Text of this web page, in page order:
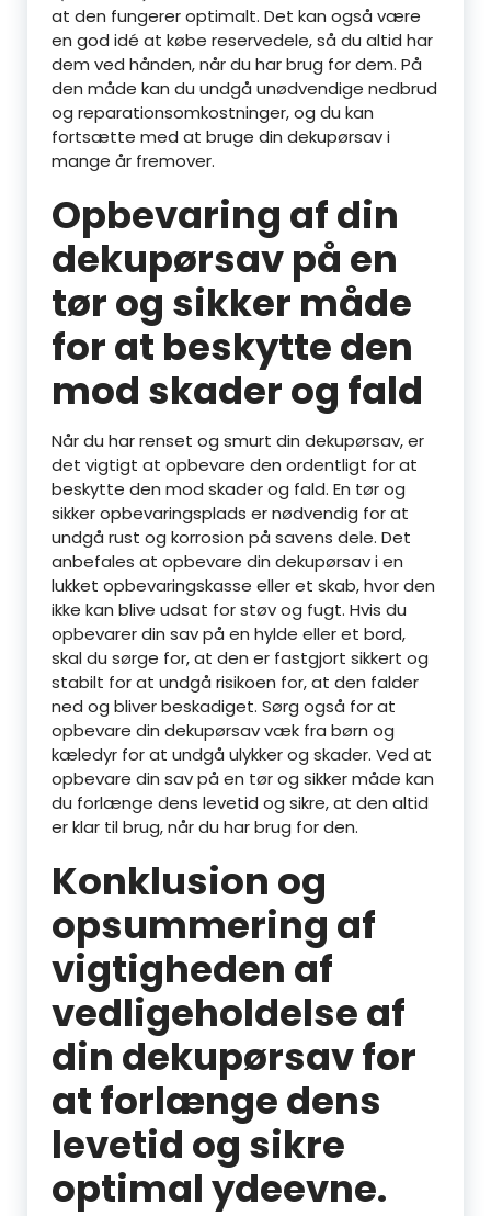
at den fungerer optimalt. Det kan også være
en god idé at købe reservedele, så du altid har
dem ved hånden, når du har brug for dem. På
den måde kan du undgå unødvendige nedbrud
og reparationsomkostninger, og du kan
fortsætte med at bruge din dekupørsav i
mange år fremover.
Opbevaring af din
dekupørsav på en
tør og sikker måde
for at beskytte den
mod skader og fald
Når du har renset og smurt din dekupørsav, er
det vigtigt at opbevare den ordentligt for at
beskytte den mod skader og fald. En tør og
sikker opbevaringsplads er nødvendig for at
undgå rust og korrosion på savens dele. Det
anbefales at opbevare din dekupørsav i en
lukket opbevaringskasse eller et skab, hvor den
ikke kan blive udsat for støv og fugt. Hvis du
opbevarer din sav på en hylde eller et bord,
skal du sørge for, at den er fastgjort sikkert og
stabilt for at undgå risikoen for, at den falder
ned og bliver beskadiget. Sørg også for at
opbevare din dekupørsav væk fra børn og
kæledyr for at undgå ulykker og skader. Ved at
opbevare din sav på en tør og sikker måde kan
du forlænge dens levetid og sikre, at den altid
er klar til brug, når du har brug for den.
Konklusion og
opsummering af
vigtigheden af
vedligeholdelse af
din dekupørsav for
at forlænge dens
levetid og sikre
optimal ydeevne.